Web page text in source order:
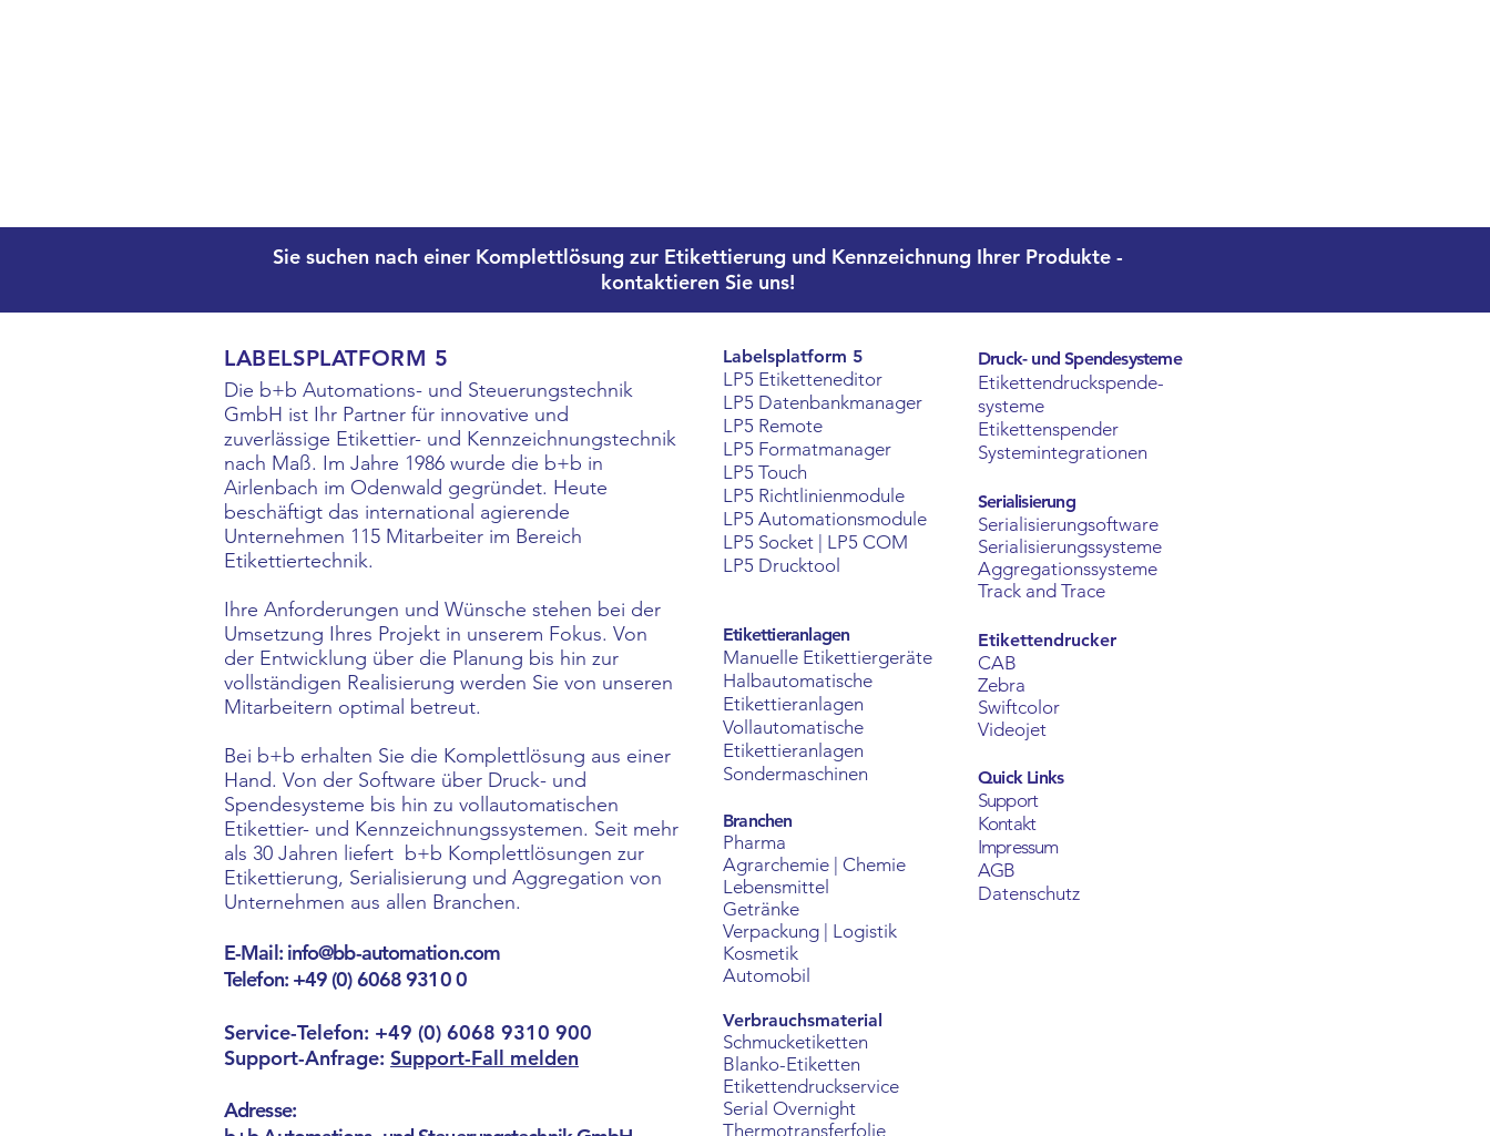
Sie suchen nach einer Komplettlösung zur Etikettierung und Kennzeichnung Ihrer Produkte -
kontaktieren Sie uns!
LABELSPLATFORM 5
Die b+b Automations- und Steuerungstechnik
GmbH ist Ihr Partner für innovative und
zuverlässige Etikettier- und Kennzeichnungstechnik
nach Maß. Im Jahre 1986 wurde die b+b in
Airlenbach im Odenwald gegründet. Heute
beschäftigt das international agierende
Unternehmen 115 Mitarbeiter im Bereich
Etikettiertechnik.
Ihre Anforderungen und Wünsche stehen bei der
Umsetzung Ihres Projekt in unserem Fokus. Von
der Entwicklung über die Planung bis hin zur
vollständigen Realisierung werden Sie von unseren
Mitarbeitern optimal betreut.
Bei b+b erhalten Sie die Komplettlösung aus einer
Hand. Von der Software über Druck- und
Spendesysteme bis hin zu vollautomatischen
Etikettier- und Kennzeichnungssystemen. Seit mehr
als 30 Jahren liefert b+b Komplettlösungen zur
Etikettierung, Serialisierung und Aggregation von
Unternehmen aus allen Branchen.
E-Mail: info@bb-automation.com
Telefon: +49 (0) 6068 9310 0
Service-Telefon: +49 (0) 6068 9310 900
Support-Anfrage: Support-Fall melden
Adresse:
Labelsplatform 5
LP5 Etiketteneditor
LP5 Datenbankmanager
LP5 Remote
LP5 Formatmanager
LP5 Touch
LP5 Richtlinienmodule
LP5 Automationsmodule
LP5 Socket | LP5 COM
LP5 Drucktool
Etikettieranlagen
Manuelle Etikettiergeräte
Halbautomatische
Etikettieranlagen
Vollautomatische
Etikettieranlagen
Sondermaschinen
Branchen
Pharma
Agrarchemie | Chemie
Lebensmittel
Getränke
Verpackung | Logistik
Kosmetik
Automobil
Verbrauchsmaterial
Schmucketiketten
Blanko-Etiketten
Etikettendruckservice
Serial Overnight
Thermotransferfolie
Druck- und Spendesysteme
Etikettendruckspende-
systeme
Etikettenspender
Systemintegrationen
Serialisierung
Serialisierungsoftware
Serialisierungssysteme
Aggregationssysteme
Track and Trace
Etikettendrucker
CAB
Zebra
Swiftcolor
Videojet
Quick Links
Support
Kontakt
Impressum
AGB
Datenschutz